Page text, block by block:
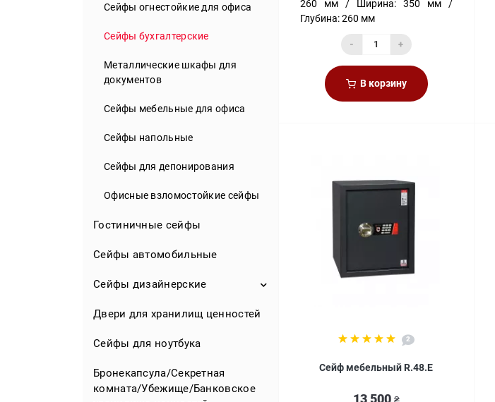
Пистолетные сейфы
Элитные сейфы для оружия
Аксессуары
Сейф-розетка
Мини сейфы
Детские сейфы
Сейфы огнестойкие для офиса
Сейфы бухгалтерские
Металлические шкафы для
документов
Сейфы мебельные для офиса
Сейфы напольные
Сейфы для депонирования
Офисные взломостойкие сейфы
Гостиничные сейфы
Сейфы автомобильные
Сейфы дизайнерские
Сейфы для ювелирных
оружия
Двери для хранилищ ценностей
Сейфы для ноутбука
Бронекапсула/Секретная
комната/Убежище/Банковское
260 мм
Ширина:
350 мм
Глубина: 260 мм
- +
В корзину
2
Сейф мебельный R.48.E
13 500 ₴